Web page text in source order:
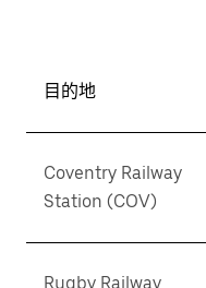
键
目的地
Coventry Railway
Station (COV)
Rugby Railway